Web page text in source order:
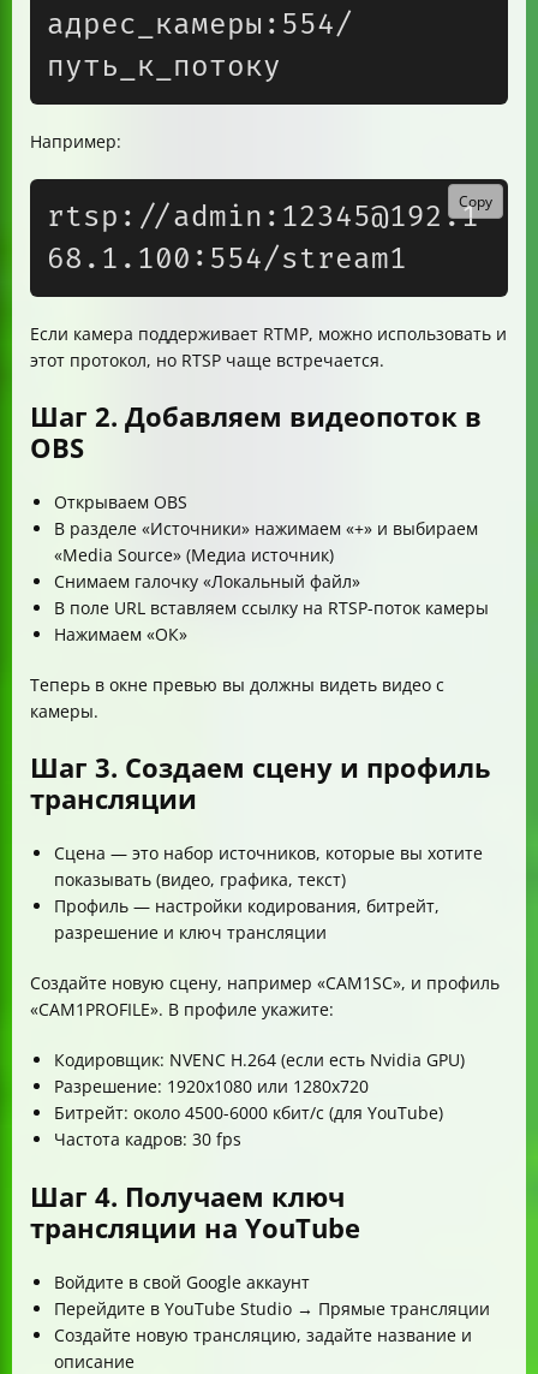
адрес_камеры:554/
Например:
rtsp://admin:12345@192.1
Copy
Если камера поддерживает RTMP, можно использовать и
этот протокол, но RTSP чаще встречается.
Шаг 2. Добавляем видеопоток в
OBS
Открываем OBS
В разделе «Источники» нажимаем «+» и выбираем
«Media Source» (Медиа источник)
Снимаем галочку «Локальный файл»
В поле URL вставляем ссылку на RTSP-поток камеры
Нажимаем «ОК»
Теперь в окне превью вы должны видеть видео с
камеры.
Шаг 3. Создаем сцену и профиль
трансляции
Сцена — это набор источников, которые вы хотите
показывать (видео, графика, текст)
Профиль — настройки кодирования, битрейт,
разрешение и ключ трансляции
Создайте новую сцену, например «CAM1SC», и профиль
«CAM1PROFILE». В профиле укажите:
Кодировщик: NVENC H.264 (если есть Nvidia GPU)
Разрешение: 1920x1080 или 1280x720
Битрейт: около 4500-6000 кбит/с (для YouTube)
Частота кадров: 30 fps
Шаг 4. Получаем ключ
трансляции на YouTube
Войдите в свой Google аккаунт
Перейдите в YouTube Studio → Прямые трансляции
Создайте новую трансляцию, задайте название и
описание